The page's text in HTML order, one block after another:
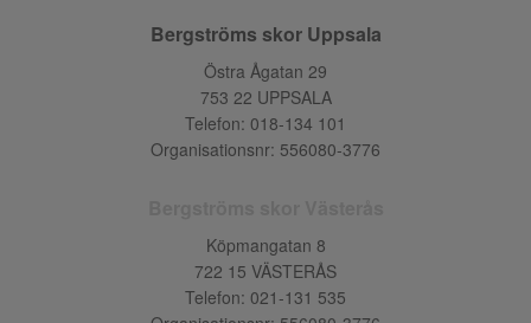
Bergströms skor Uppsala
Östra Ågatan 29
753 22 UPPSALA
Telefon: 018-134 101
Organisationsnr: 556080-3776
Köpmangatan 8
722 15 VÄSTERÅS
Telefon: 021-131 535